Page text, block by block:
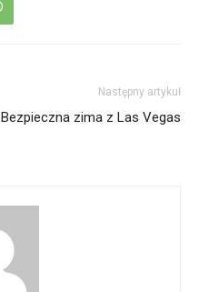
Następny artykuł
Bezpieczna zima z Las Vegas